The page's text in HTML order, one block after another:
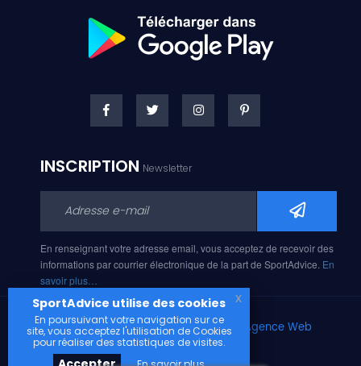
INSCRIPTION Newsletter
En renseignant votre adresse email, vous acceptez de recevoir des
informations par courrier électronique de la part de SportAdvice. En
savoir plus…
Copyright © 2026, Développé avec par
Agence Web
Narobaz.
SportAdvice utilise des cookies
En poursuivant votre navigation sur ce
site, vous acceptez l'utilisation de Cookies
pour réaliser des statistiques de visites.
x